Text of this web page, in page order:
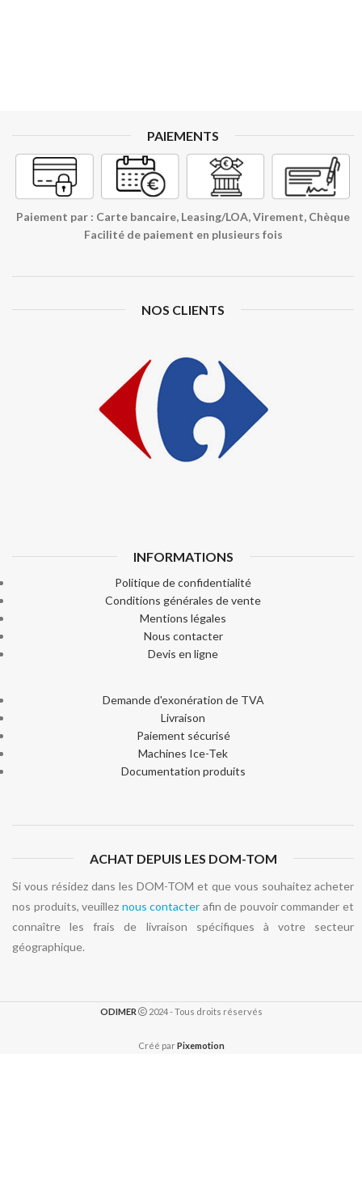
PAIEMENTS
Paiement par : Carte bancaire, Leasing/LOA, Virement, Chèque
Facilité de paiement en plusieurs fois
NOS CLIENTS
INFORMATIONS
Politique de confidentialité
Conditions générales de vente
Mentions légales
Nous contacter
Devis en ligne
Demande d'exonération de TVA
Livraison
Paiement sécurisé
Machines Ice-Tek
Documentation produits
ACHAT DEPUIS LES DOM-TOM
Si vous résidez dans les DOM-TOM et que vous souhaitez acheter
nos produits, veuillez nous contacter afin de pouvoir commander et
connaître les frais de livraison spécifiques à votre secteur
géographique.
ODIMER 2024 - Tous droits réservés
Créé parPixemotion